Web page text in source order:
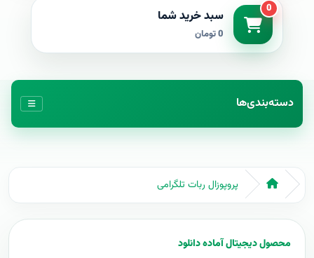
0 سبد خرید شما
0 تومان
دسته‌بندی‌ها
پروپوزال ربات تلگرامی
محصول دیجیتال آماده دانلود